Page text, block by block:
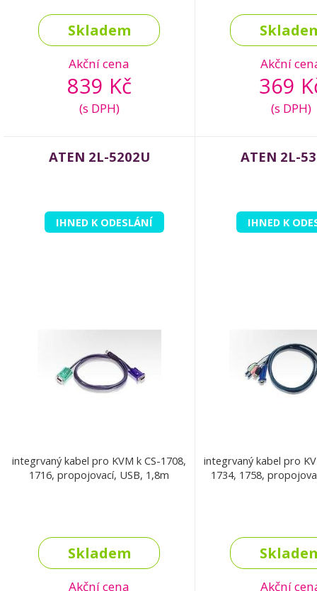
Skladem
Akční cena
839 Kč
(s DPH)
Akční
369
(s DPH)
ATEN 2L-5202U
IHNED K ODESLÁNÍ
integrvaný kabel pro KVM k CS-1708,
1716, propojovací, USB, 1,8m
Skladem
Akční cena
ATEN 2L-
IHNED K
integrvaný kabel pro
1734, 1758,
Akční